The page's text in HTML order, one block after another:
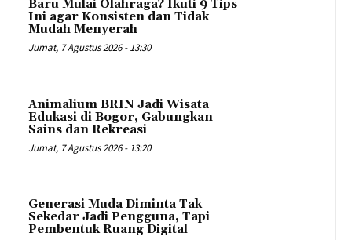
Baru Mulai Olahraga? Ikuti 9 Tips
Ini agar Konsisten dan Tidak
Mudah Menyerah
Jumat, 7 Agustus 2026 - 13:30
Animalium BRIN Jadi Wisata
Edukasi di Bogor, Gabungkan
Sains dan Rekreasi
Jumat, 7 Agustus 2026 - 13:20
Generasi Muda Diminta Tak
Sekedar Jadi Pengguna, Tapi
Pembentuk Ruang Digital